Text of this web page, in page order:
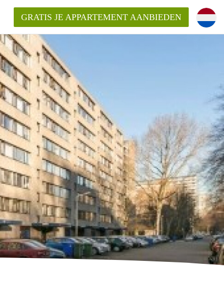
in Delft?
bemiddelingsvergoeding?
GRATIS JE APPARTEMENT AANBIEDEN